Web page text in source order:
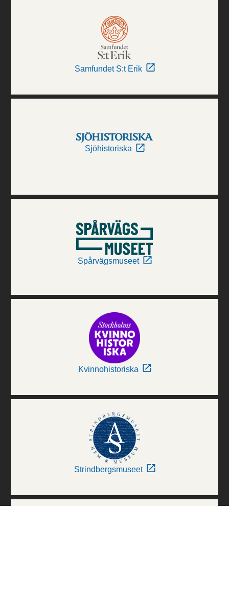
Samfundet S:t Erik
Sjöhistoriska
Spårvägsmuseet
Kvinnohistoriska
Strindbergsmuseet